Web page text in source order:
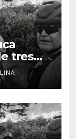
tres